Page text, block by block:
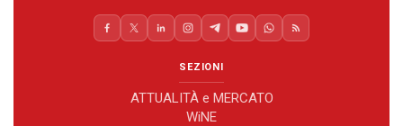
SEZIONI
ATTUALITÀ e MERCATO
WiNE